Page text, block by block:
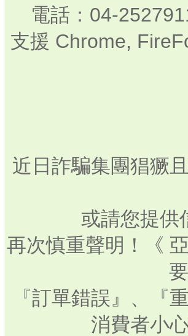
電話：04-
支援 Chrome,
近日詐騙集團猖獗
或請您提供
再次慎重聲明！《
『訂單錯誤』、『
消費者小